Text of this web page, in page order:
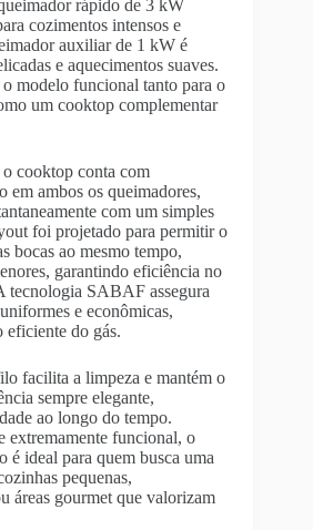
rápido de 3 kW
cozimentos intensos e
auxiliar de 1 kW é
e aquecimentos suaves.
modelo funcional tanto para o
um cooktop complementar
cooktop conta com
em ambos os queimadores,
com um simples
foi projetado para permitir o
bocas ao mesmo tempo,
garantindo eficiência no
tecnologia SABAF assegura
e econômicas,
eficiente do gás.
facilita a limpeza e mantém o
sempre elegante,
ao longo do tempo.
extremamente funcional, o
ideal para quem busca uma
pequenas,
áreas gourmet que valorizam